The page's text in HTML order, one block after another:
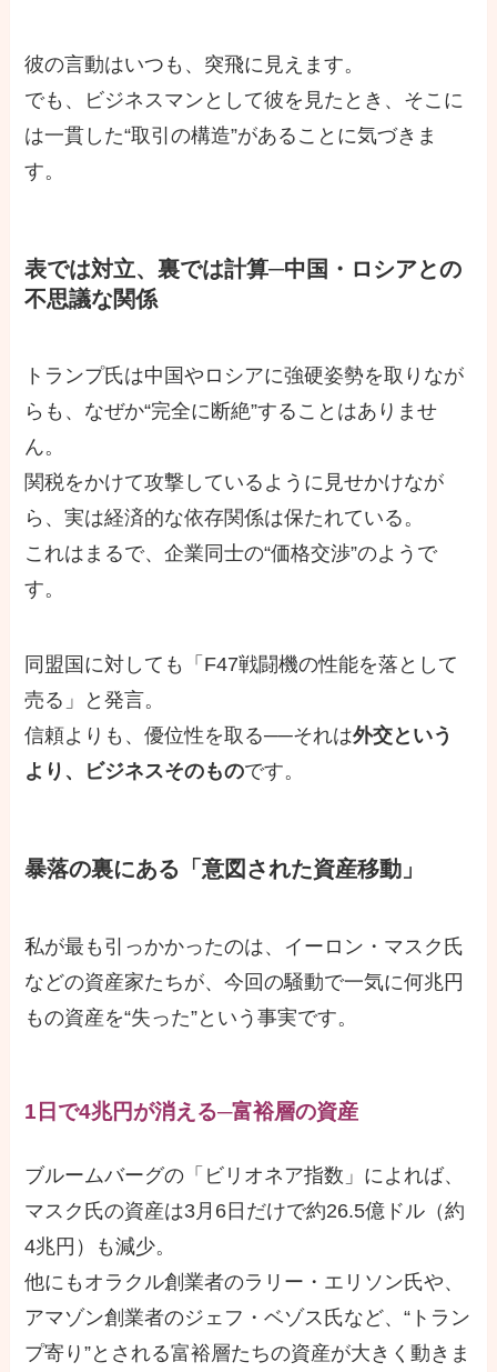
彼の言動はいつも、突飛に見えます。
でも、ビジネスマンとして彼を見たとき、そこに
は一貫した“取引の構造”があることに気づきま
す。
表では対立、裏では計算─中国・ロシアとの
不思議な関係
トランプ氏は中国やロシアに強硬姿勢を取りなが
らも、なぜか“完全に断絶”することはありませ
ん。
関税をかけて攻撃しているように見せかけなが
ら、実は経済的な依存関係は保たれている。
これはまるで、企業同士の“価格交渉”のようで
す。
同盟国に対しても「F47戦闘機の性能を落として
売る」と発言。
信頼よりも、優位性を取る──それは外交という
より、ビジネスそのものです。
暴落の裏にある「意図された資産移動」
私が最も引っかかったのは、イーロン・マスク氏
などの資産家たちが、今回の騒動で一気に何兆円
もの資産を“失った”という事実です。
1日で4兆円が消える─富裕層の資産
ブルームバーグの「ビリオネア指数」によれば、
マスク氏の資産は3月6日だけで約26.5億ドル（約
4兆円）も減少。
他にもオラクル創業者のラリー・エリソン氏や、
アマゾン創業者のジェフ・ベゾス氏など、“トラン
プ寄り”とされる富裕層たちの資産が大きく動きま